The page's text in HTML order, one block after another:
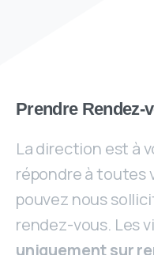
Prendre Rendez-
La direction est à
répondre à toutes
pouvez nous
rendez-vous. Les
uniquement sur